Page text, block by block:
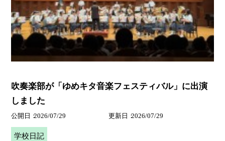
吹奏楽部が「ゆめキタ音楽フェスティバル」に出演
しました
公開日 2026/07/29 更新日 2026/07/29
学校日記